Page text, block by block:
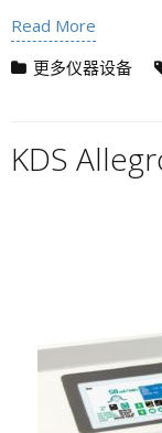
Read More
更多仪器设备
KDS